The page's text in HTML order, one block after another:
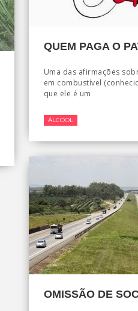
QUEM PAGA O
Uma das afirmações
em combustível
que ele é um
ÁLCOOL
OMISSÃO DE